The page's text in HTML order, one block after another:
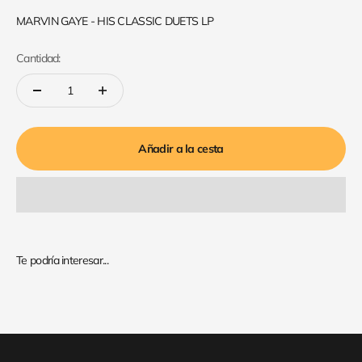
MARVIN GAYE - HIS CLASSIC DUETS LP
Cantidad:
Añadir a la cesta